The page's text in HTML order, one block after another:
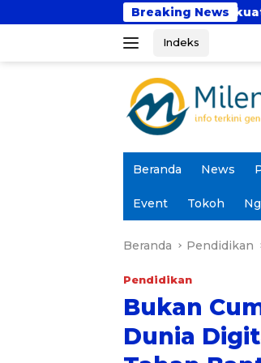
ke
Breaking News
dan UNTAN Perkuat Tri Dharma Lewat
Indeks
Beranda News
Event Tokoh
Beranda Pendidikan
Pendidikan
Bukan
Dunia